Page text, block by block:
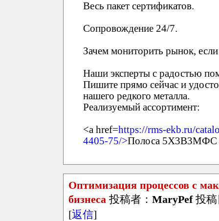
Весь пакет сертификатов.
Сопровождение 24/7.
Зачем мониторить рынок,
Наши эксперты с радостью
Пишите прямо сейчас и
нашего редкого металла.
Реализуемый ассортимент:
<a href=https://rms-ekb.ru/
4405-75/>Полоса 5Х3В3МФС
Оптимизация процессов с
бизнеса 投稿者： MaryPef投稿
[返信]